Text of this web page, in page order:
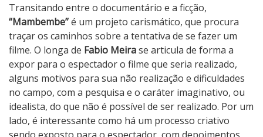
M
a
m
b
e
m
b
e
Transitando entre o documentário e a ficção,
“Mambembe”é um projeto carismático, que procura
traçar os caminhos sobre a tentativa de se fazer um
filme. O longa de Fabio Meirase articula de forma a
expor para o espectador o filme que seria realizado,
alguns motivos para sua não realização e dificuldades
no campo, com a pesquisa e o caráter imaginativo, ou
idealista, do que não é possível de ser realizado. Por um
lado, é interessante como há um processo criativo